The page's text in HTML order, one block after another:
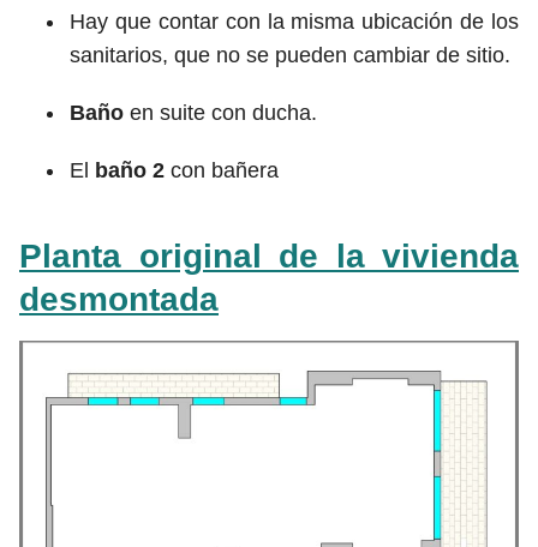
Hay que contar con la misma ubicación de los
sanitarios, que no se pueden cambiar de sitio.
Baño en suite con ducha.
El baño 2 con bañera
Planta original de la vivienda
desmontada